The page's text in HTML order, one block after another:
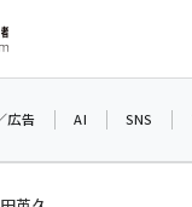
広告 AI SNS